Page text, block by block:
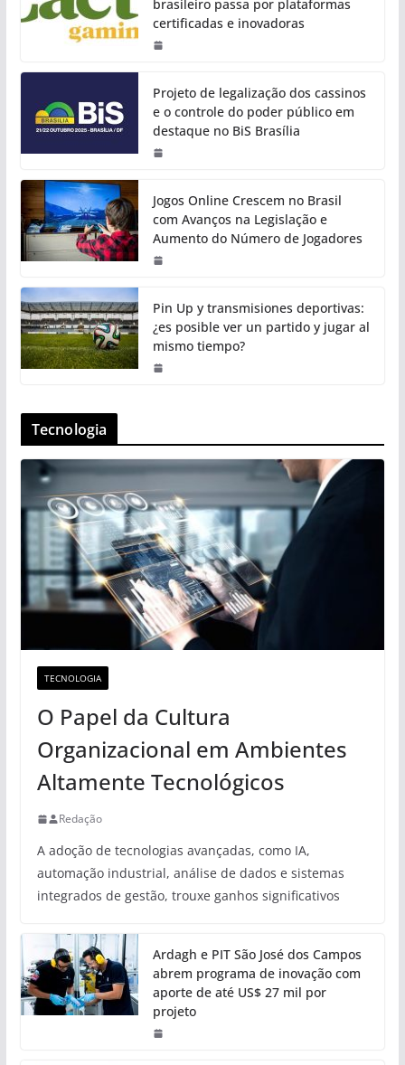
brasileiro passa por plataformas
certificadas e inovadoras
Projeto de legalização dos cassinos
e o controle do poder público em
destaque no BiS Brasília
Jogos Online Crescem no Brasil
com Avanços na Legislação e
Aumento do Número de Jogadores
Pin Up y transmisiones deportivas:
¿es posible ver un partido y jugar al
mismo tiempo?
Tecnologia
TECNOLOGIA
O Papel da Cultura
Organizacional em Ambientes
Altamente Tecnológicos
Redação
A adoção de tecnologias avançadas, como IA,
automação industrial, análise de dados e sistemas
integrados de gestão, trouxe ganhos significativos
Ardagh e PIT São José dos Campos
abrem programa de inovação com
aporte de até US$ 27 mil por
projeto